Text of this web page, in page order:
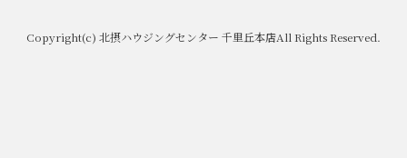
Copyright(c) 北摂ハウジングセンター 千里丘本店All Rights Reserved.